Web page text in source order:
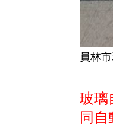
員林
玻璃
同自